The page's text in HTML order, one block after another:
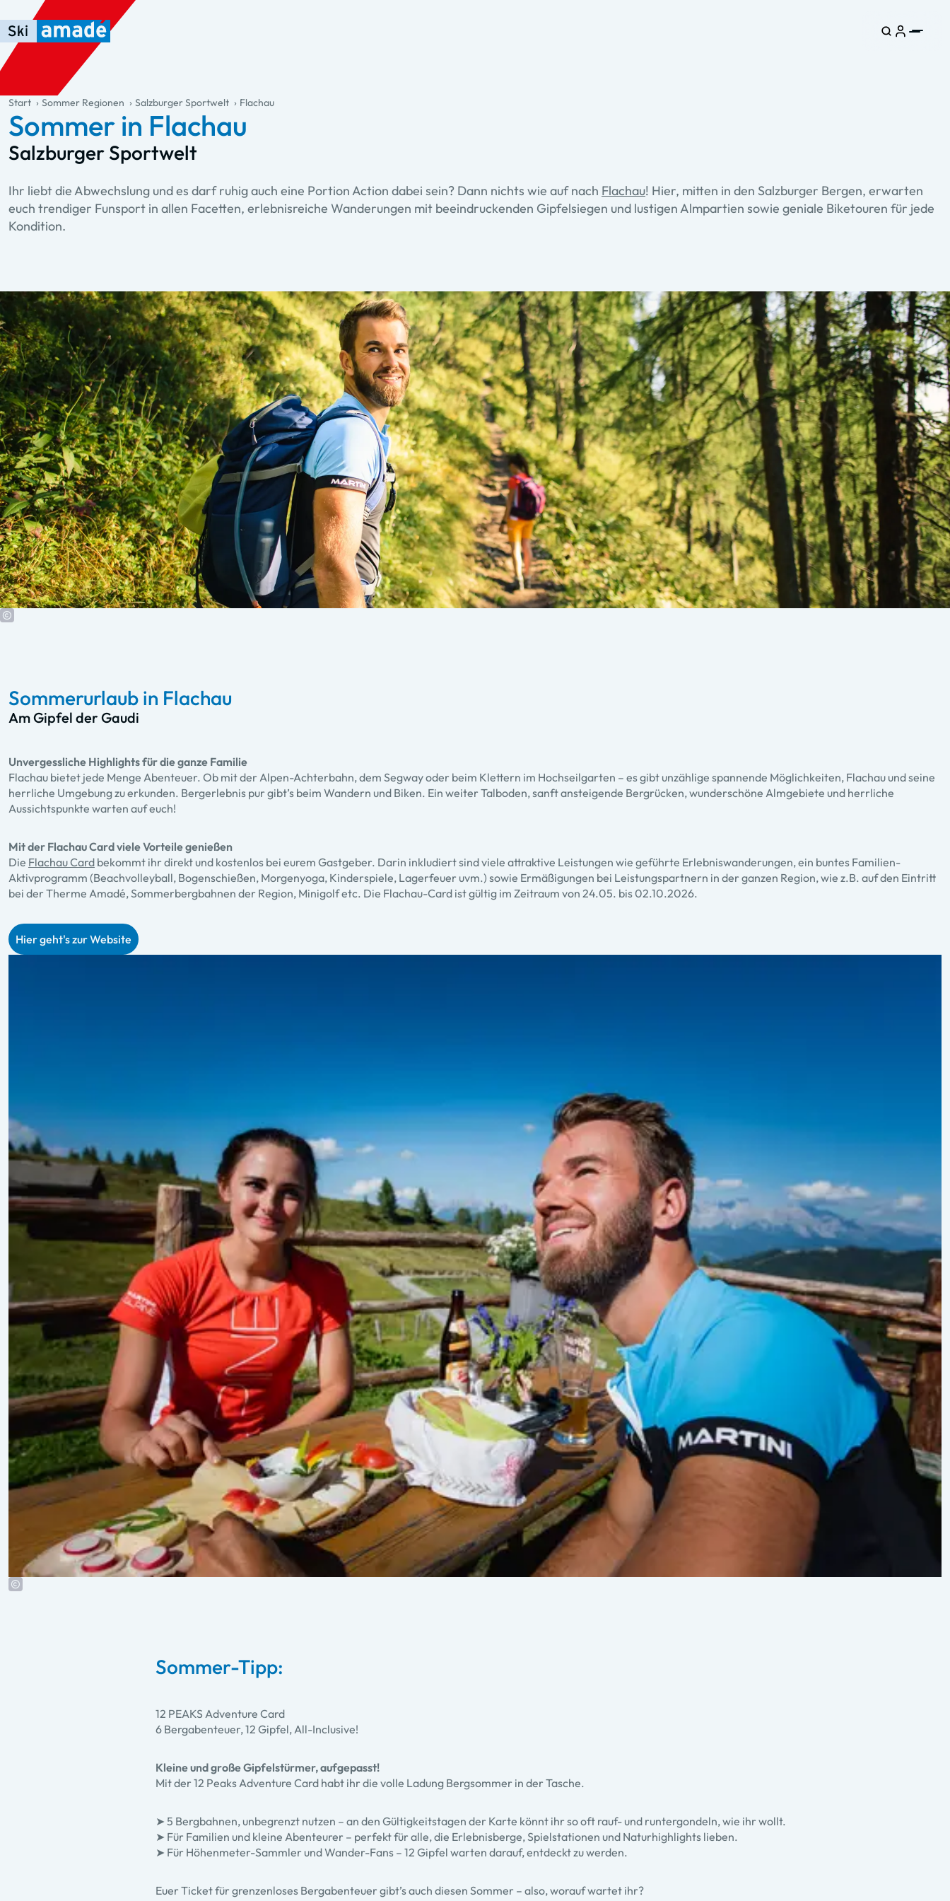
Zum Haupt-Inhalt springen
Springe zur Tabelle
Zur Haupt-Navigation springen
general.table-of-content
Start Sommer Regionen Salzburger Sportwelt Flachau
Sommer in Flachau
Salzburger Sportwelt
Ihr liebt die Abwechslung und es darf ruhig auch eine Portion Action dabei sein? Dann nichts wie auf nach Flachau! Hier, mitten in den Salzburger Bergen, erwarten
euch trendiger Funsport in allen Facetten, erlebnisreiche Wanderungen mit beeindruckenden Gipfelsiegen und lustigen Almpartien sowie geniale Biketouren für jede
Kondition.
Sommerurlaub in Flachau
Am Gipfel der Gaudi
Unvergessliche Highlights für die ganze Familie
Flachau bietet jede Menge Abenteuer. Ob mit der Alpen-Achterbahn, dem Segway oder beim Klettern im Hochseilgarten – es gibt unzählige spannende Möglichkeiten, Flachau und seine
herrliche Umgebung zu erkunden. Bergerlebnis pur gibt’s beim Wandern und Biken. Ein weiter Talboden, sanft ansteigende Bergrücken, wunderschöne Almgebiete und herrliche
Aussichtspunkte warten auf euch!
Mit der Flachau Card viele Vorteile genießen
Die Flachau Card bekommt ihr direkt und kostenlos bei eurem Gastgeber. Darin inkludiert sind viele attraktive Leistungen wie geführte Erlebniswanderungen, ein buntes Familien-
Aktivprogramm (Beachvolleyball, Bogenschießen, Morgenyoga, Kinderspiele, Lagerfeuer uvm.) sowie Ermäßigungen bei Leistungspartnern in der ganzen Region, wie z.B. auf den Eintritt
bei der Therme Amadé, Sommerbergbahnen der Region, Minigolf etc. Die Flachau-Card ist gültig im Zeitraum von 24.05. bis 02.10.2026.
Hier geht's zur Website
Sommer-Tipp:
12 PEAKS Adventure Card
6 Bergabenteuer, 12 Gipfel, All-Inclusive!
Kleine und große Gipfelstürmer, aufgepasst!
Mit der 12 Peaks Adventure Card habt ihr die volle Ladung Bergsommer in der Tasche.
➤ 5 Bergbahnen, unbegrenzt nutzen – an den Gültigkeitstagen der Karte könnt ihr so oft rauf- und runtergondeln, wie ihr wollt.
➤ Für Familien und kleine Abenteurer – perfekt für alle, die Erlebnisberge, Spielstationen und Naturhighlights lieben.
➤ Für Höhenmeter-Sammler und Wander-Fans – 12 Gipfel warten darauf, entdeckt zu werden.
Euer Ticket für grenzenloses Bergabenteuer gibt’s auch diesen Sommer – also, worauf wartet ihr?